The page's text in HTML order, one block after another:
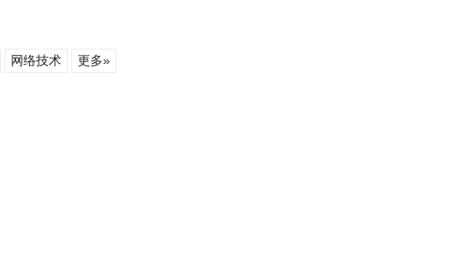
网络技术 更多»